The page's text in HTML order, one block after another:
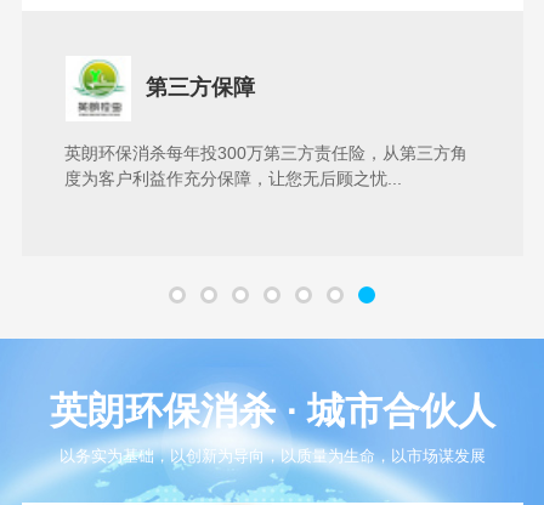
第三方保障
英朗环保消杀每年投300万第三方责任险，从第三方角
度为客户利益作充分保障，让您无后顾之忧...
英朗环保消杀 · 城市合伙人
以务实为基础，以创新为导向，以质量为生命，以市场谋发展